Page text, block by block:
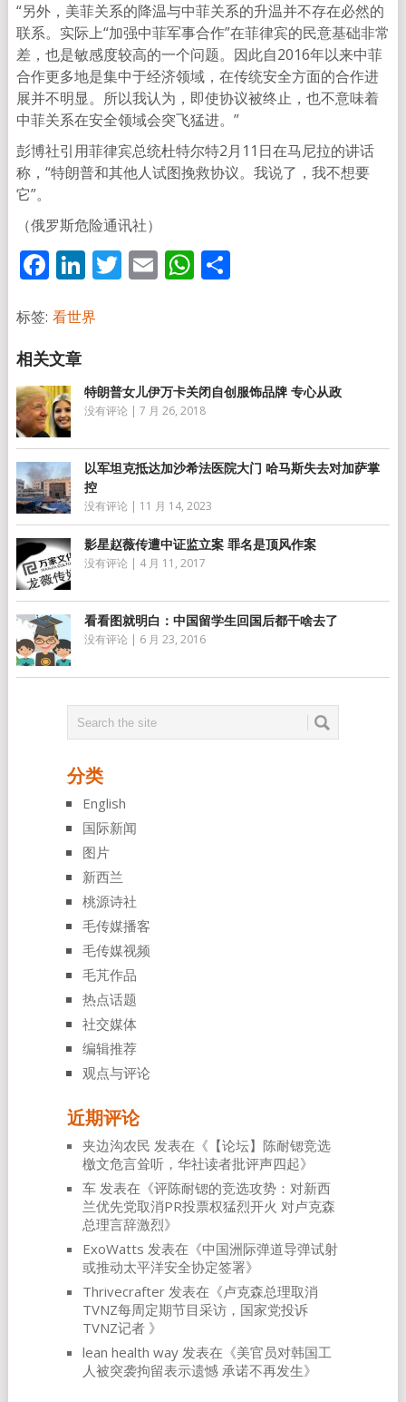
“另外，美菲关系的降温与中菲关系的升温并不存在必然的
联系。实际上“加强中菲军事合作”在菲律宾的民意基础非常
差，也是敏感度较高的一个问题。因此自2016年以来中菲
合作更多地是集中于经济领域，在传统安全方面的合作进
展并不明显。所以我认为，即使协议被终止，也不意味着
中菲关系在安全领域会突飞猛进。”
彭博社引用菲律宾总统杜特尔特2月11日在马尼拉的讲话
称，“特朗普和其他人试图挽救协议。我说了，我不想要
它”。
（俄罗斯危险通讯社）
Facebook
LinkedIn
Twitter
EmailWhatsApp
分
标签: 看世界
特朗普女儿伊万卡关闭自创服饰品牌 专心从政
没有评论 | 7 月 26, 2018
以军坦克抵达加沙希法医院大门 哈马斯失去对加萨掌
控
没有评论 | 11 月 14, 2023
影星赵薇传遭中证监立案 罪名是顶风作案
没有评论 | 4 月 11, 2017
看看图就明白：中国留学生回国后都干啥去了
没有评论 | 6 月 23, 2016
分类
English
国际新闻
图片
新西兰
桃源诗社
毛传媒播客
毛传媒视频
毛芃作品
热点话题
社交媒体
编辑推荐
观点与评论
近期评论
夹边沟农民 发表在《 【论坛】陈耐锶竞选
檄文危言耸听，华社读者批评声四起》
车发表在《评陈耐锶的竞选攻势：对新西
兰优先党取消PR投票权猛烈开火 对卢克森
总理言辞激烈》
ExoWatts 发表在《中国洲际弹道导弹试射
或推动太平洋安全协定签署》
Thrivecrafter发表在《卢克森总理取消
TVNZ每周定期节目采访，国家党投诉
TVNZ记者 》
lean health way发表在《美官员对韩国工
人被突袭拘留表示遗憾 承诺不再发生》